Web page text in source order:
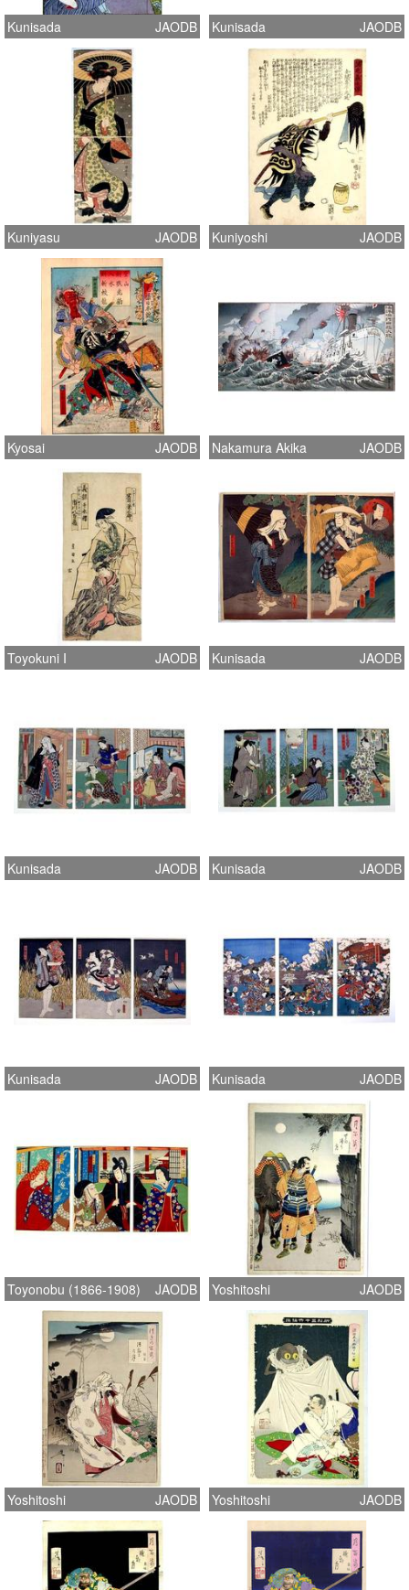
Kunisada JAODB Kunisada JAODB
Kuniyasu JAODB Kuniyoshi JAODB
Kyosai JAODB Nakamura Akika JAODB
Toyokuni I JAODB Kunisada JAODB
Kunisada JAODB Kunisada JAODB
Kunisada JAODB Kunisada JAODB
Toyonobu (1866-1908) JAODB Yoshitoshi JAODB
Yoshitoshi JAODB Yoshitoshi JAODB